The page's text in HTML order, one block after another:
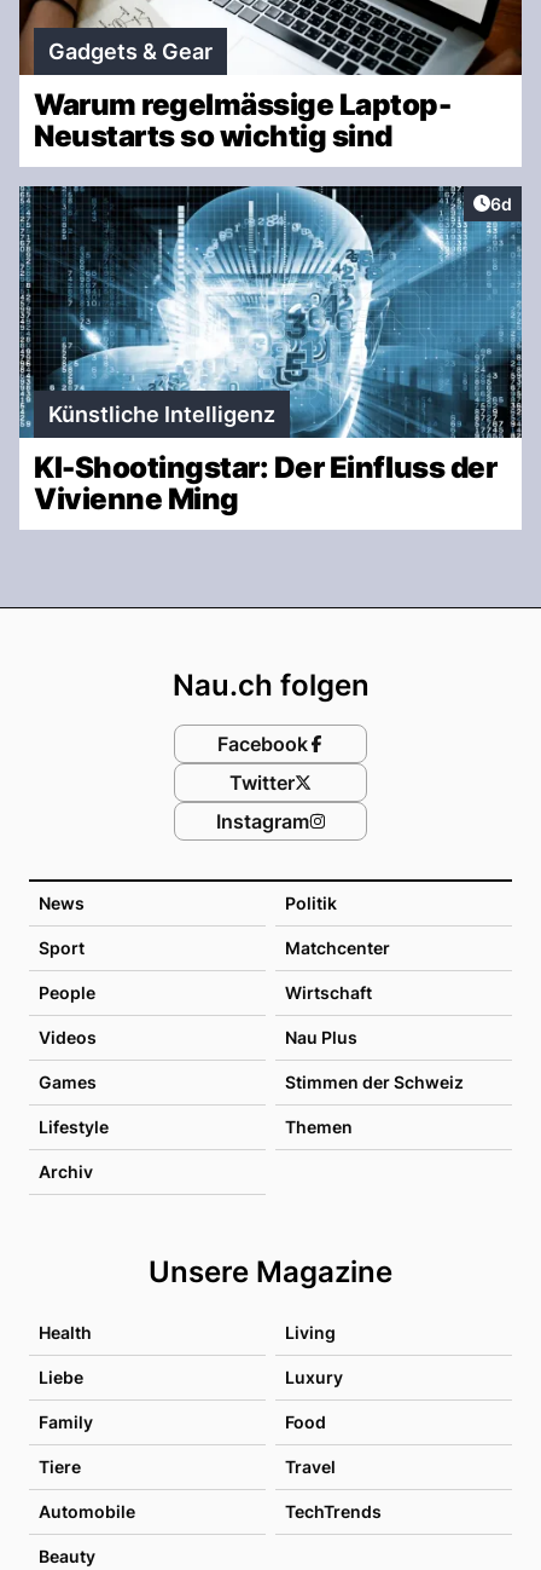
Gadgets & Gear
Warum regelmässige Laptop-
Neustarts so wichtig sind
6d
Künstliche Intelligenz
KI-Shootingstar: Der Einfluss der
Vivienne Ming
News Politik
Sport Matchcenter
People Wirtschaft
Videos Nau Plus
Games Stimmen der Schweiz
Lifestyle Themen
Archiv
Unsere Magazine
Health Living
Liebe Luxury
Family Food
Tiere Travel
Automobile TechTrends
Beauty
Nau.ch folgen
Facebook
Twitter
Instagram